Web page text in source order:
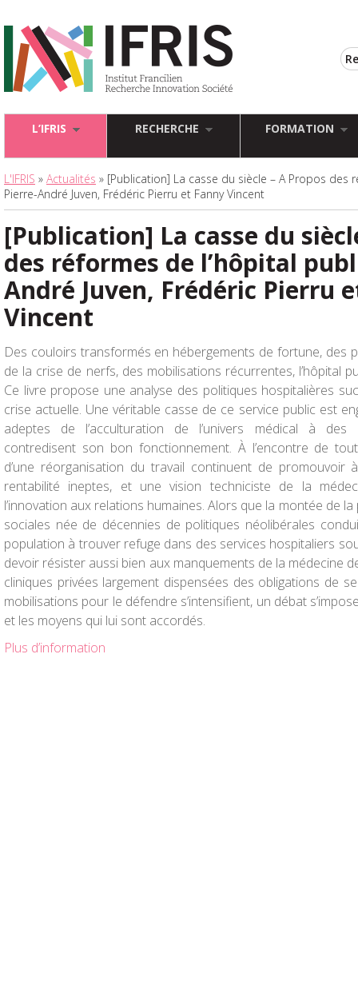
L’IFRIS RECHERCHE FORMATION
L'IFRIS » Actualités » [Publication] La casse du siècle – A Propos des
Pierre-André Juven, Frédéric Pierru et Fanny Vincent
[Publication] La casse du
des réformes de l’hôpital
André Juven, Frédéric Pierru
Vincent
Des couloirs transformés en hébergements de fortune, des
de la crise de nerfs, des mobilisations récurrentes, l’hôpital
Ce livre propose une analyse des politiques hospitalières
crise actuelle. Une véritable casse de ce service public est
adeptes de l’acculturation de l’univers médical à des
contredisent son bon fonctionnement. À l’encontre de
d’une réorganisation du travail continuent de
rentabilité ineptes, et une vision techniciste de la
l’innovation aux relations humaines. Alors que la montée de
sociales née de décennies de politiques néolibérales
population à trouver refuge dans des services hospitaliers
devoir résister aussi bien aux manquements de la médecine
cliniques privées largement dispensées des obligations de
mobilisations pour le défendre s’intensifient, un débat
et les moyens qui lui sont accordés.
Plus d’information